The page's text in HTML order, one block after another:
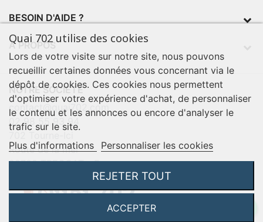
BESOIN D'AIDE ?
À PROPOS
NOTRE SOCIÉTÉ
contact@quai702.com
02 98 55 93 94
Route de la mer
29720 TREOGAT - France
Quai 702 utilise des cookies
Lors de votre visite sur notre site, nous pouvons
recueillir certaines données vous concernant via le
dépôt de cookies. Ces cookies nous permettent
d'optimiser votre expérience d'achat, de personnaliser
le contenu et les annonces ou encore d'analyser le
trafic sur le site.
Plus d'informations
Personnaliser les cookies
REJETER TOUT
ACCEPTER